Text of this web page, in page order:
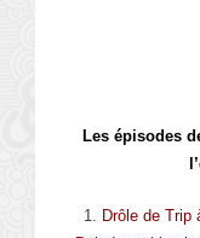
Les épisodes
1. Drôle de Trip